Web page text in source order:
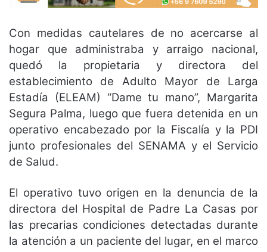
Con medidas cautelares de no acercarse al
hogar que administraba y arraigo nacional,
quedó la propietaria y directora del
establecimiento de Adulto Mayor de Larga
Estadía (ELEAM) “Dame tu mano”, Margarita
Segura Palma, luego que fuera detenida en un
operativo encabezado por la Fiscalía y la PDI
junto profesionales del SENAMA y el Servicio
de Salud.
El operativo tuvo origen en la denuncia de la
directora del Hospital de Padre La Casas por
las precarias condiciones detectadas durante
la atención a un paciente del lugar, en el marco